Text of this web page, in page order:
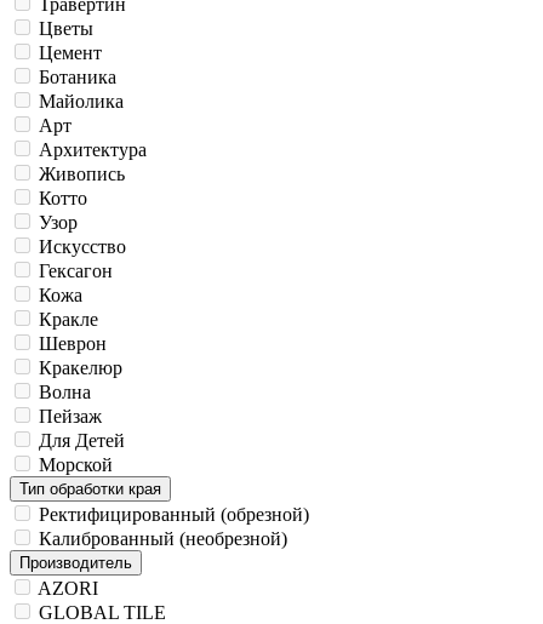
Цветы
Цемент
Ботаника
Майолика
Арт
Архитектура
Живопись
Котто
Узор
Искусство
Гексагон
Кожа
Кракле
Шеврон
Кракелюр
Волна
Пейзаж
Для Детей
Морской
Тип обработки края
Ректифицированный (обрезной)
Калиброванный (необрезной)
Производитель
AZORI
GLOBAL TILE